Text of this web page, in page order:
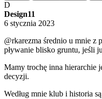
D
Design11
6 stycznia 2023
@rkarezma średnio u mnie z
pływanie blisko gruntu, jeśli
Mamy trochę inna hierarchie
decyzji.
Według mnie klub i historia